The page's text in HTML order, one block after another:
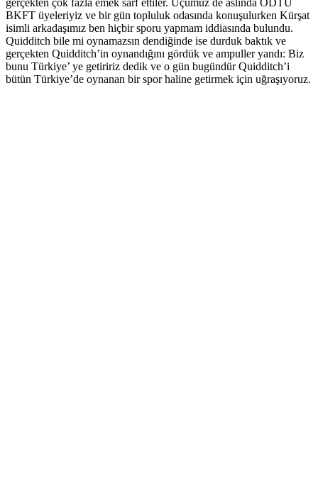
BKFT üyeleriyiz ve bir gün topluluk odasında konuşulurken Kürşat
isimli arkadaşımız ben hiçbir sporu yapmam iddiasında bulundu.
Quidditch bile mi oynamazsın dendiğinde ise durduk baktık ve
gerçekten Quidditch’in oynandığını gördük ve ampuller yandı: Biz
bunu Türkiye’ ye getiririz dedik ve o gün bugündür Quidditch’i
bütün Türkiye’de oynanan bir spor haline getirmek için uğraşıyoruz.